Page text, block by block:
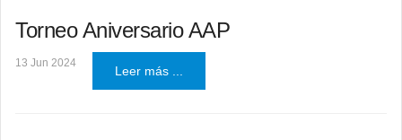
Torneo Aniversario AAP
13 Jun 2024
Leer más ...